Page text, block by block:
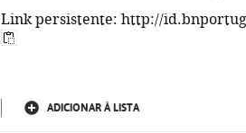
Link persistente: http://
ADICIONAR À LISTA